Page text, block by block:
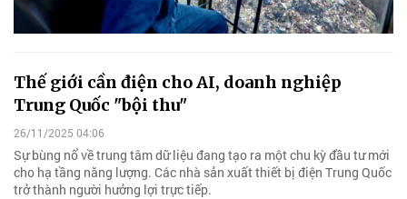
Thế giới cần điện cho AI, doanh nghiệp
Trung Quốc "bội thu"
26/11/2025 04:06
Sự bùng nổ về trung tâm dữ liệu đang tạo ra một chu kỳ đầu tư mới
cho hạ tầng năng lượng. Các nhà sản xuất thiết bị điện Trung Quốc
trở thành người hưởng lợi trực tiếp.